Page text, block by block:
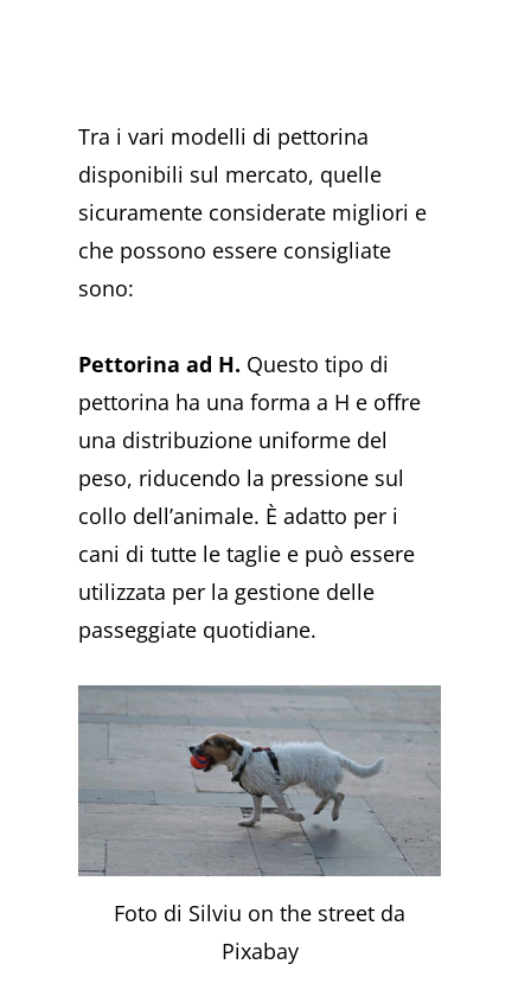
Tra i vari modelli di pettorina
disponibili sul mercato, quelle
sicuramente considerate migliori e
che possono essere consigliate
sono:
Pettorina ad H. Questo tipo di
pettorina ha una forma a H e offre
una distribuzione uniforme del
peso, riducendo la pressione sul
collo dell’animale. È adatto per i
cani di tutte le taglie e può essere
utilizzata per la gestione delle
passeggiate quotidiane.
Foto di Silviu on the street da
Pixabay